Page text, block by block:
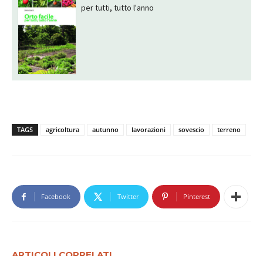
per tutti, tutto l'anno
TAGS agricoltura autunno lavorazioni sovescio terreno
Facebook Twitter Pinterest